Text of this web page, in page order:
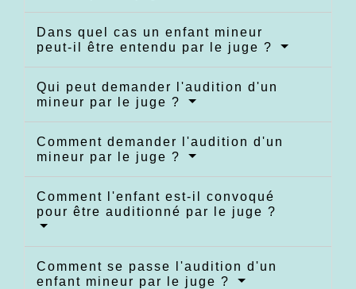
Dans quel cas un enfant mineur
peut-il être entendu par le juge ?
Qui peut demander l'audition d'un
mineur par le juge ?
Comment demander l'audition d'un
mineur par le juge ?
Comment l'enfant est-il convoqué
pour être auditionné par le juge ?
Comment se passe l'audition d'un
enfant mineur par le juge ?